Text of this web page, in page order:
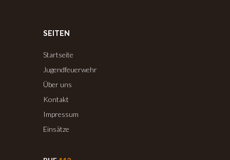
SEITEN
Startseite
Jugendfeuerwehr
Über uns
Kontakt
Impressum
Einsätze